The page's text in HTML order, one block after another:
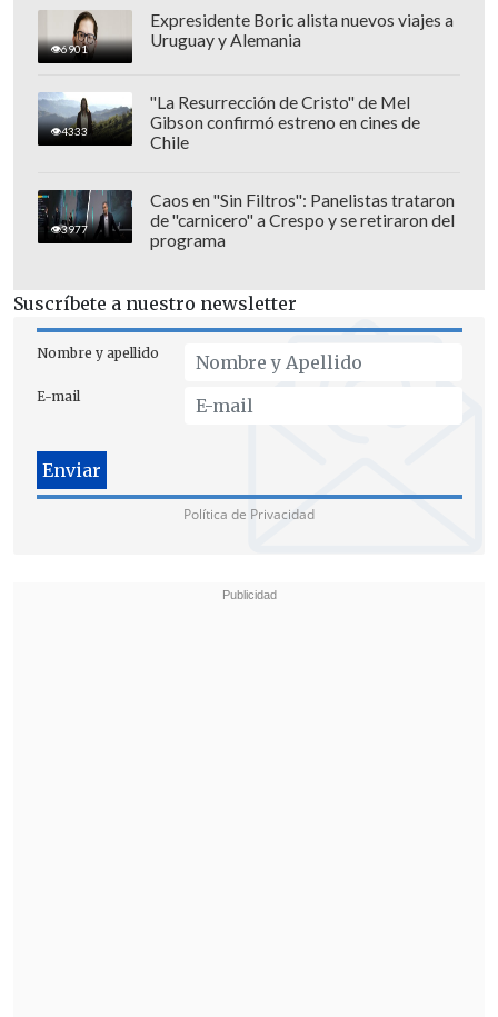
6901
Expresidente Boric alista nuevos viajes a
Uruguay y Alemania
4333
"La Resurrección de Cristo" de Mel
Gibson confirmó estreno en cines de
Chile
3977
Caos en "Sin Filtros": Panelistas trataron
de "carnicero" a Crespo y se retiraron del
programa
Suscríbete a nuestro newsletter
Nombre y apellido
E-mail
Política de Privacidad